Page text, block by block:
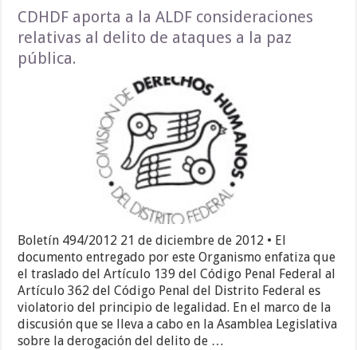
CDHDF aporta a la ALDF consideraciones
relativas al delito de ataques a la paz
pública.
Boletín 494/2012 21 de diciembre de 2012 • El
documento entregado por este Organismo enfatiza que
el traslado del Artículo 139 del Código Penal Federal al
Artículo 362 del Código Penal del Distrito Federal es
violatorio del principio de legalidad. En el marco de la
discusión que se lleva a cabo en la Asamblea Legislativa
sobre la derogación del delito de …